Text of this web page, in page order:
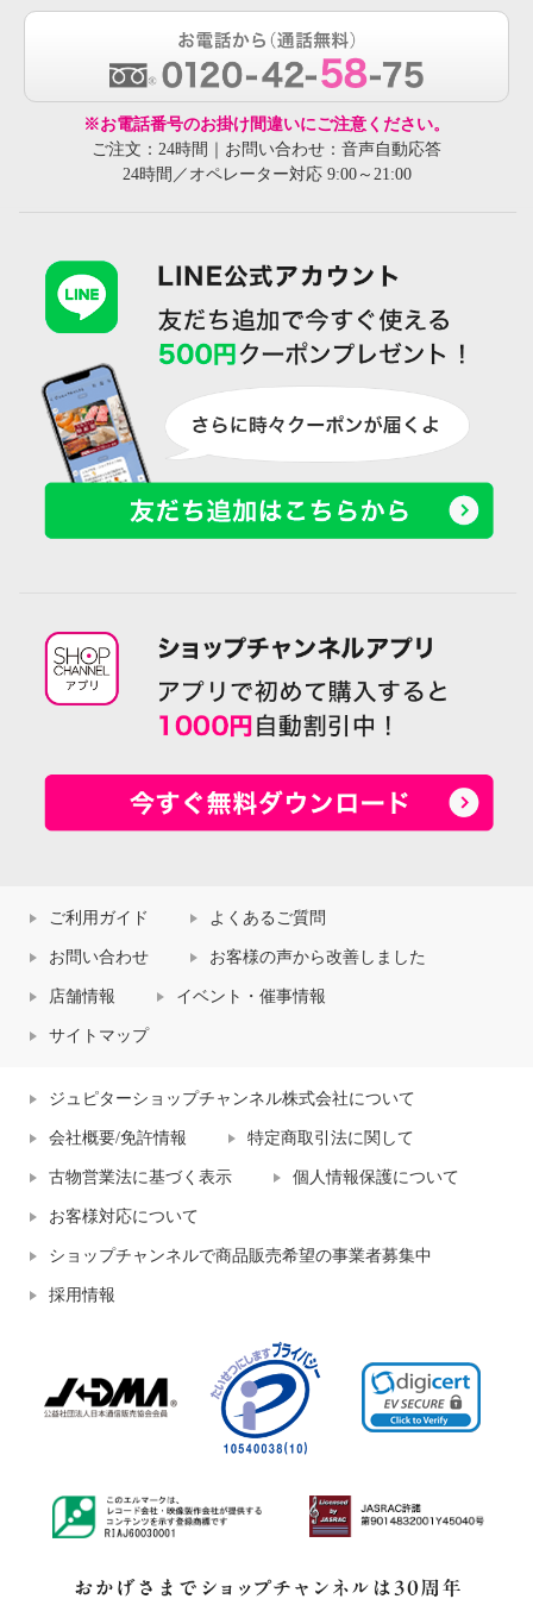
※お電話番号のお掛け間違いにご注意ください。
ご注文：24時間｜お問い合わせ：音声自動応答
24時間／オペレーター対応 9:00～21:00
ご利用ガイド よくあるご質問
お問い合わせ お客様の声から改善しました
店舗情報 イベント・催事情報
サイトマップ
ジュピターショップチャンネル株式会社について
会社概要/免許情報 特定商取引法に関して
古物営業法に基づく表示 個人情報保護について
お客様対応について
ショップチャンネルで商品販売希望の事業者募集中
採用情報